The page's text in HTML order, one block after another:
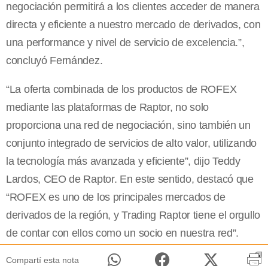
negociación permitirá a los clientes acceder de manera
directa y eficiente a nuestro mercado de derivados, con
una performance y nivel de servicio de excelencia.”,
concluyó Fernández.
“La oferta combinada de los productos de ROFEX
mediante las plataformas de Raptor, no solo
proporciona una red de negociación, sino también un
conjunto integrado de servicios de alto valor, utilizando
la tecnología más avanzada y eficiente”, dijo Teddy
Lardos, CEO de Raptor. En este sentido, destacó que
“ROFEX es uno de los principales mercados de
derivados de la región, y Trading Raptor tiene el orgullo
de contar con ellos como un socio en nuestra red”.
Compartí esta nota